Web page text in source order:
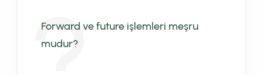
Forward ve future işlemleri meşru
mudur?